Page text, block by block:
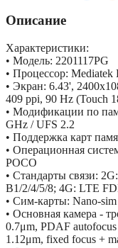
Описание
Характеристики:
• Модель: 2201117PG
• Процессор: Mediatek
• Экран: 6.43',
409 ppi, 90 Hz (Touch
• Модификации по
GHz / UFS 2.2
• Поддержка карт
• Операционная
POCO
• Стандарты связи:
B1/2/4/5/8; 4G: LTE
• Сим-карты: Nano-
• Основная камера -
0.7μm, PDAF
1.12μm, fixed focus +